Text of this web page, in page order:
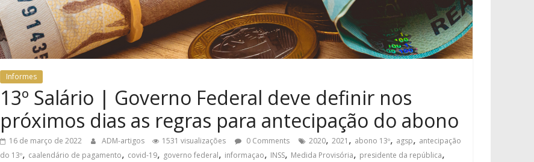
Informes
13º Salário | Governo Federal deve definir nos
próximos dias as regras para antecipação do abono
16 de março de 2022 ADM-artigos 1531 visualizações 0 Comments 2020, 2021 , abono 13º, agsp, antecipação
do 13º, caalendário de pagamento, covid-19, governo federal, informaçao, INSS, Medida Provisória, presidente da república,